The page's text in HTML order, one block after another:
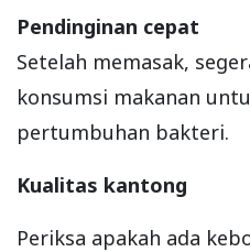
Pendinginan cepat
Setelah memasak,
konsumsi makanan
pertumbuhan bakteri.
Kualitas kantong
Periksa apakah ada